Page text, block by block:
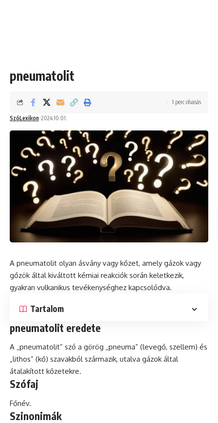
pneumatolit
SzóLexikon 2024.10.01.
1 perc olvasás
A pneumatolit olyan ásvány vagy kőzet, amely gázok vagy
gőzök által kiváltott kémiai reakciók során keletkezik,
gyakran vulkanikus tevékenységhez kapcsolódva.
Tartalom
pneumatolit eredete
A „pneumatolit” szó a görög „pneuma” (levegő, szellem) és
„lithos” (kő) szavakból származik, utalva gázok által
átalakított kőzetekre.
Szófaj
Főnév.
Szinonimák